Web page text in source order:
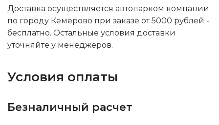
Доставка осуществляется автопарком компании
по городу Кемерово при заказе от 5000 рублей -
бесплатно. Остальные условия доставки
уточняйте у менеджеров.
Условия оплаты
Безналичный расчет